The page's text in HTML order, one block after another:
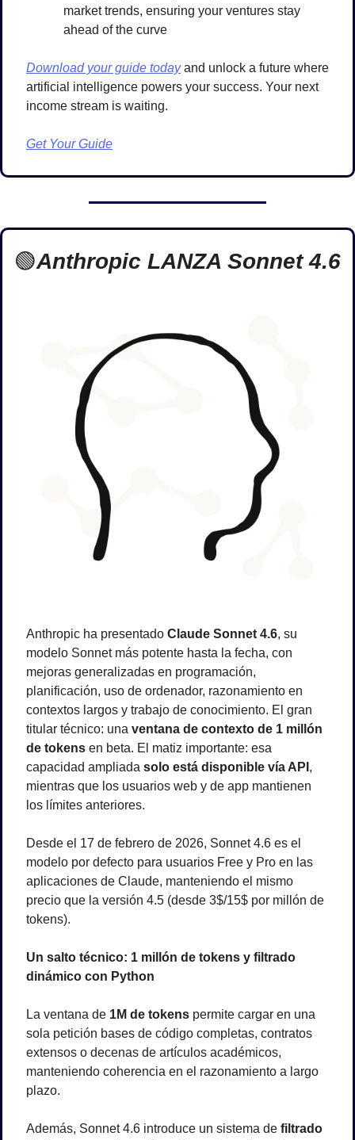
market trends, ensuring your ventures stay
ahead of the curve
Download your guide today and unlock a future where
artificial intelligence powers your success. Your next
income stream is waiting.
Get Your Guide
🟢Anthropic LANZA Sonnet 4.6
Anthropic ha presentado Claude Sonnet 4.6, su
modelo Sonnet más potente hasta la fecha, con
mejoras generalizadas en programación,
planificación, uso de ordenador, razonamiento en
contextos largos y trabajo de conocimiento. El gran
titular técnico: una ventana de contexto de 1 millón
de tokens en beta. El matiz importante: esa
capacidad ampliada solo está disponible vía API ,
mientras que los usuarios web y de app mantienen
los límites anteriores.
Desde el 17 de febrero de 2026, Sonnet 4.6 es el
modelo por defecto para usuarios Free y Pro en las
aplicaciones de Claude, manteniendo el mismo
precio que la versión 4.5 (desde 3$/15$ por millón de
tokens).
Un salto técnico: 1 millón de tokens y filtrado
dinámico con Python
La ventana de 1M de tokens permite cargar en una
sola petición bases de código completas, contratos
extensos o decenas de artículos académicos,
manteniendo coherencia en el razonamiento a largo
plazo.
Además, Sonnet 4.6 introduce un sistema de filtrado